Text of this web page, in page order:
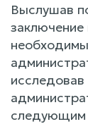
Выслушав
заключение